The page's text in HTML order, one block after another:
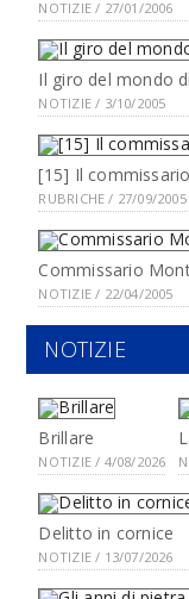
NOTIZIE / 27/01/2006
Il giro del mondo
NOTIZIE / 3/10/2005
[15] Il
RUBRICHE / 27/09/2005
Commissario
NOTIZIE / 22/04/2005
NOTIZIE
Brillare
NOTIZIE / 4/08/2026
Delitto in cornice
NOTIZIE / 13/07/2026